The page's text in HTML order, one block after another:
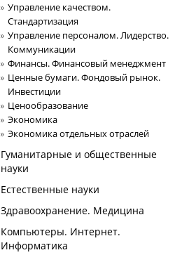
Управление качеством.
Стандартизация
Управление персоналом. Лидерство.
Коммуникации
Финансы. Финансовый менеджмент
Ценные бумаги. Фондовый рынок.
Инвестиции
Ценообразование
Экономика
Экономика отдельных отраслей
Гуманитарные и общественные
науки
Естественные науки
Здравоохранение. Медицина
Компьютеры. Интернет.
Информатика